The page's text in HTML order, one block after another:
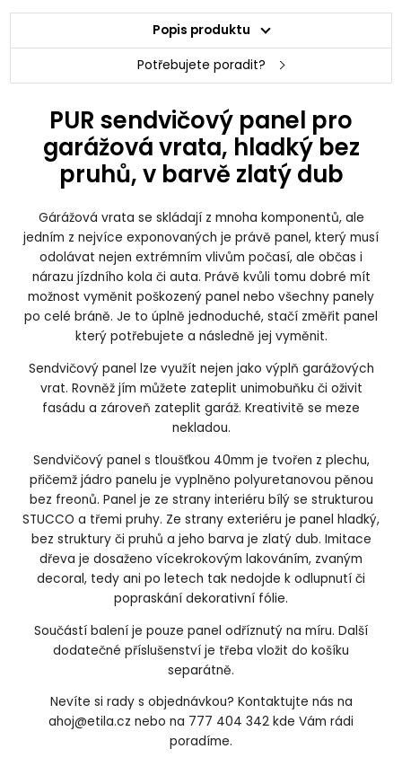
Popis produktu
Potřebujete poradit?
PUR sendvičový panel pro
garážová vrata, hladký bez
pruhů, v barvě zlatý dub
Gárážová vrata se skládají z mnoha komponentů, ale
jedním z nejvíce exponovaných je právě panel, který musí
odolávat nejen extrémním vlivům počasí, ale občas i
nárazu jízdního kola či auta. Právě kvůli tomu dobré mít
možnost vyměnit poškozený panel nebo všechny panely
po celé bráně. Je to úplně jednoduché, stačí změřit panel
který potřebujete a následně jej vyměnit.
Sendvičový panel lze využít nejen jako výplň garážových
vrat. Rovněž jím můžete zateplit unimobuňku či oživit
fasádu a zároveň zateplit garáž. Kreativitě se meze
nekladou.
Sendvičový panel s tloušťkou 40mm je tvořen z plechu,
přičemž jádro panelu je vyplněno polyuretanovou pěnou
bez freonů. Panel je ze strany interiéru bílý se strukturou
STUCCO a třemi pruhy. Ze strany exteriéru je panel hladký,
bez struktury či pruhů a jeho barva je zlatý dub. Imitace
dřeva je dosaženo vícekrokovým lakováním, zvaným
decoral, tedy ani po letech tak nedojde k odlupnutí či
popraskání dekorativní fólie.
Součástí balení je pouze panel odříznutý na míru. Další
dodatečné příslušenství je třeba vložit do košíku
separátně.
Nevíte si rady s objednávkou? Kontaktujte nás na
ahoj@etila.cz nebo na 777 404 342 kde Vám rádi
poradíme.